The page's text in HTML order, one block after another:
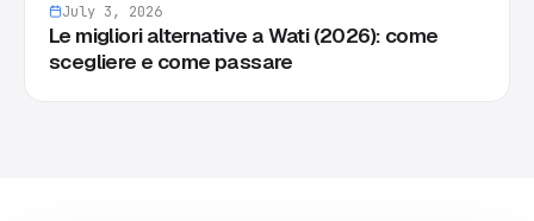
July 3, 2026
Le migliori alternative a Wati (2026): come
scegliere e come passare